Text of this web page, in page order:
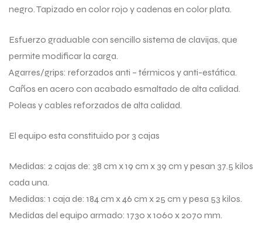
negro. Tapizado en color rojo y cadenas en color plata.
Esfuerzo graduable con sencillo sistema de clavijas, que
permite modificar la carga.
Agarres/grips: reforzados anti – térmicos y anti-estática.
Caños en acero con acabado esmaltado de alta calidad.
Poleas y cables reforzados de alta calidad.
El equipo esta constituido por 3 cajas
Medidas: 2 cajas de: 38 cm x 19 cm x 39 cm y pesan 37.5 kilos
cada una.
Medidas: 1 caja de: 184 cm x 46 cm x 25 cm y pesa 53 kilos.
Medidas del equipo armado: 1730 x 1060 x 2070 mm.